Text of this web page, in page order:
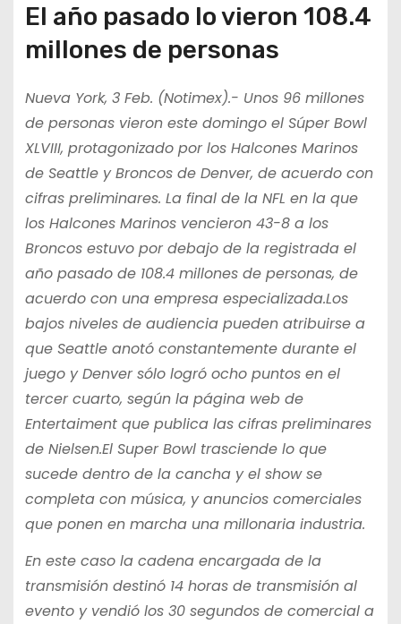
El año pasado lo vieron 108.4
millones de personas
Nueva York, 3 Feb. (Notimex).- Unos 96 millones
de personas vieron este domingo el Súper Bowl
XLVIII, protagonizado por los Halcones Marinos
de Seattle y Broncos de Denver, de acuerdo con
cifras preliminares. La final de la NFL en la que
los Halcones Marinos vencieron 43-8 a los
Broncos estuvo por debajo de la registrada el
año pasado de 108.4 millones de personas, de
acuerdo con una empresa especializada.Los
bajos niveles de audiencia pueden atribuirse a
que Seattle anotó constantemente durante el
juego y Denver sólo logró ocho puntos en el
tercer cuarto, según la página web de
Entertaiment que publica las cifras preliminares
de Nielsen.El Super Bowl trasciende lo que
sucede dentro de la cancha y el show se
completa con música, y anuncios comerciales
que ponen en marcha una millonaria industria.
En este caso la cadena encargada de la
transmisión destinó 14 horas de transmisión al
evento y vendió los 30 segundos de comercial a